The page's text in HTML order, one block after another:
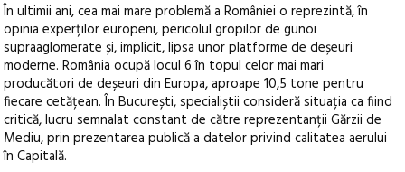
În ultimii ani, cea mai mare problemă a României o reprezintă, în
opinia experților europeni, pericolul gropilor de gunoi
supraaglomerate și, implicit, lipsa unor platforme de deșeuri
moderne. România ocupă locul 6 în topul celor mai mari
producători de deșeuri din Europa, aproape 10,5 tone pentru
fiecare cetățean. În București, specialiștii consideră situația ca fiind
critică, lucru semnalat constant de către reprezentanții Gărzii de
Mediu, prin prezentarea publică a datelor privind calitatea aerului
în Capitală.